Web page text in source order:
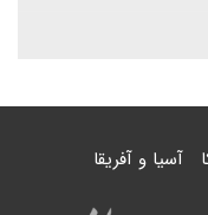
آسیا و آفریقا